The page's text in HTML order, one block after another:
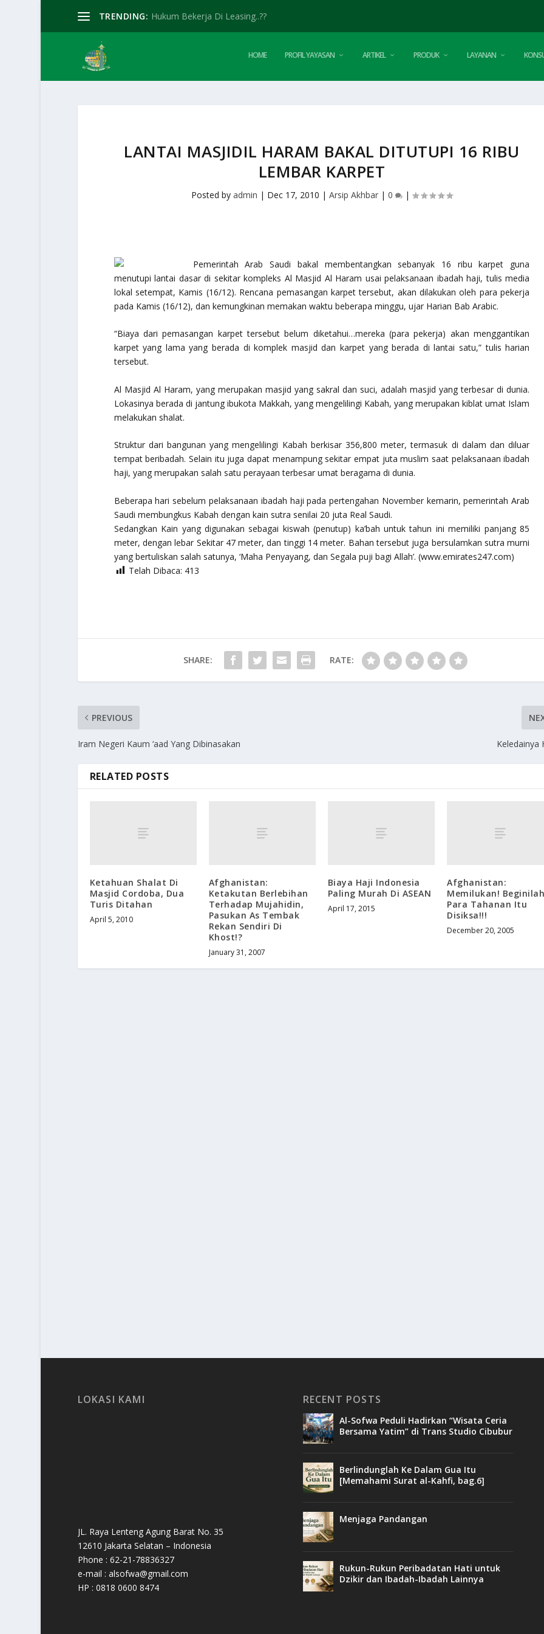
TRENDING: Hukum Bekerja Di Leasing..??
HOME PROFIL YAYASAN ARTIKEL PRODUK LAYANAN
LANTAI MASJIDIL HARAM BAKAL DITUTUPI 16 RIBU
LEMBAR KARPET
Posted by admin | Dec 17, 2010 | Arsip Akhbar| 0 |
Pemerintah Arab Saudi bakal membentangkan sebanyak 16 ribu karpet guna
menutupi lantai dasar di sekitar kompleks Al Masjid Al Haram usai pelaksanaan ibadah haji, tulis media
lokal setempat, Kamis (16/12). Rencana pemasangan karpet tersebut, akan dilakukan oleh para pekerja
pada Kamis (16/12), dan kemungkinan memakan waktu beberapa minggu, ujar Harian Bab Arabic.
“Biaya dari pemasangan karpet tersebut belum diketahui…mereka (para pekerja) akan menggantikan
karpet yang lama yang berada di komplek masjid dan karpet yang berada di lantai satu,” tulis harian
tersebut.
Al Masjid Al Haram, yang merupakan masjid yang sakral dan suci, adalah masjid yang terbesar di dunia.
Lokasinya berada di jantung ibukota Makkah, yang mengelilingi Kabah, yang merupakan kiblat umat Islam
melakukan shalat.
Struktur dari bangunan yang mengelilingi Kabah berkisar 356,800 meter, termasuk di dalam dan diluar
tempat beribadah. Selain itu juga dapat menampung sekitar empat juta muslim saat pelaksanaan ibadah
haji, yang merupakan salah satu perayaan terbesar umat beragama di dunia.
Beberapa hari sebelum pelaksanaan ibadah haji pada pertengahan November kemarin, pemerintah Arab
Saudi membungkus Kabah dengan kain sutra senilai 20 juta Real Saudi.
Sedangkan Kain yang digunakan sebagai kiswah (penutup) ka’bah untuk tahun ini memiliki panjang 85
meter, dengan lebar Sekitar 47 meter, dan tinggi 14 meter. Bahan tersebut juga bersulamkan sutra murni
yang bertuliskan salah satunya, ‘Maha Penyayang, dan Segala puji bagi Allah’. (www.emirates247.com)
Telah Dibaca: 413
SHARE: RATE:
PREVIOUS
Iram Negeri Kaum ‘aad Yang Dibinasakan Keledainya
RELATED POSTS
Ketahuan Shalat Di
Masjid Cordoba, Dua
Turis Ditahan
April 5, 2010
Afghanistan:
Ketakutan Berlebihan
Terhadap Mujahidin,
Pasukan As Tembak
Rekan Sendiri Di
Khost!?
January 31, 2007
Biaya Haji Indonesia
Paling Murah Di ASEAN
April 17, 2015
Afghanistan:
Memilukan!
Para Tahanan Itu
Disiksa!!!
December 20, 2005
LOKASI KAMI
JL. Raya Lenteng Agung Barat No. 35
12610 Jakarta Selatan – Indonesia
Phone : 62-21-78836327
e-mail : alsofwa@gmail.com
HP : 0818 0600 8474
RECENT POSTS
Al-Sofwa Peduli Hadirkan “Wisata Ceria
Bersama Yatim” di Trans Studio Cibubur
Berlindunglah Ke Dalam Gua Itu
[Memahami Surat al-Kahfi, bag.6]
Menjaga Pandangan
Rukun-Rukun Peribadatan Hati untuk
Dzikir dan Ibadah-Ibadah Lainnya